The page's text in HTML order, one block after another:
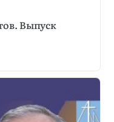
Выпуск